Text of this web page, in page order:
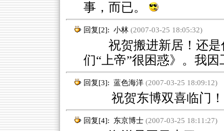
事，而已。
回复[2]: 小林(2007-03-25 18:05:32)
祝贺搬进新居！还是
们“上帝”很困惑》。我
回复[3]: 蓝色海洋(2007-03-25 18:09:12)
祝贺东博双喜临门！
回复[4]: 东京博士(2007-03-25 18:11:27)